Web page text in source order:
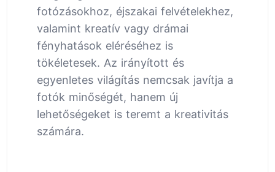
fotózásokhoz, éjszakai felvételekhez,
valamint kreatív vagy drámai
fényhatások eléréséhez is
tökéletesek. Az irányított és
egyenletes világítás nemcsak javítja a
fotók minőségét, hanem új
lehetőségeket is teremt a kreativitás
számára.